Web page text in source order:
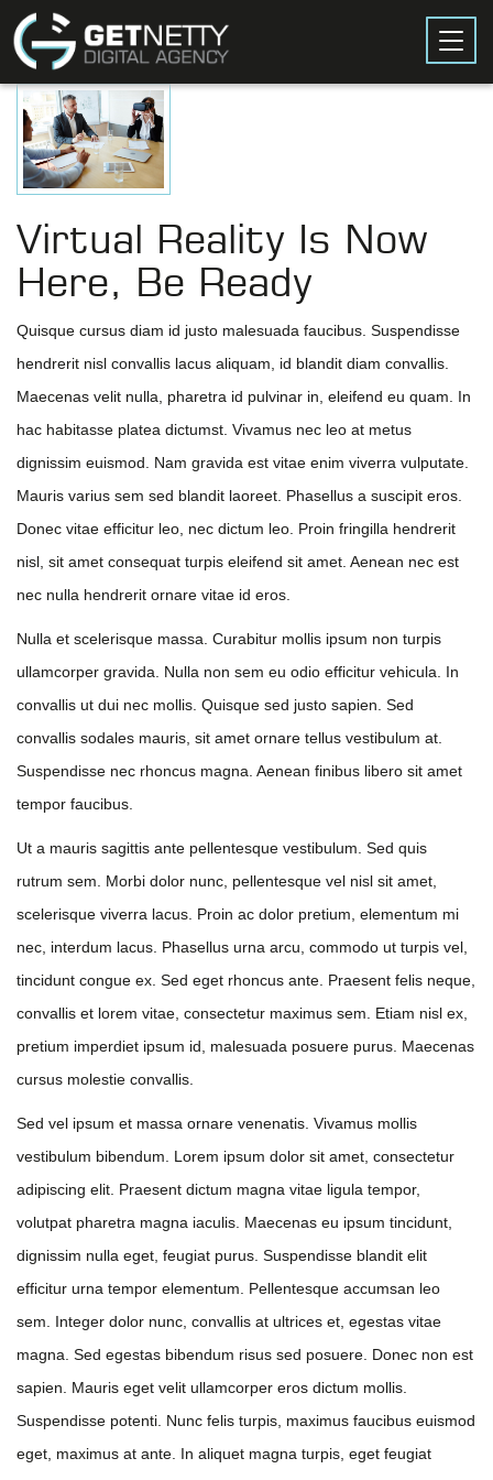
Virtual Reality Is Now
Here, Be Ready
Quisque cursus diam id justo malesuada faucibus. Suspendisse
hendrerit nisl convallis lacus aliquam, id blandit diam convallis.
Maecenas velit nulla, pharetra id pulvinar in, eleifend eu quam. In
hac habitasse platea dictumst. Vivamus nec leo at metus
dignissim euismod. Nam gravida est vitae enim viverra vulputate.
Mauris varius sem sed blandit laoreet. Phasellus a suscipit eros.
Donec vitae efficitur leo, nec dictum leo. Proin fringilla hendrerit
nisl, sit amet consequat turpis eleifend sit amet. Aenean nec est
nec nulla hendrerit ornare vitae id eros.
Nulla et scelerisque massa. Curabitur mollis ipsum non turpis
ullamcorper gravida. Nulla non sem eu odio efficitur vehicula. In
convallis ut dui nec mollis. Quisque sed justo sapien. Sed
convallis sodales mauris, sit amet ornare tellus vestibulum at.
Suspendisse nec rhoncus magna. Aenean finibus libero sit amet
tempor faucibus.
Ut a mauris sagittis ante pellentesque vestibulum. Sed quis
rutrum sem. Morbi dolor nunc, pellentesque vel nisl sit amet,
scelerisque viverra lacus. Proin ac dolor pretium, elementum mi
nec, interdum lacus. Phasellus urna arcu, commodo ut turpis vel,
tincidunt congue ex. Sed eget rhoncus ante. Praesent felis neque,
convallis et lorem vitae, consectetur maximus sem. Etiam nisl ex,
pretium imperdiet ipsum id, malesuada posuere purus. Maecenas
cursus molestie convallis.
Sed vel ipsum et massa ornare venenatis. Vivamus mollis
vestibulum bibendum. Lorem ipsum dolor sit amet, consectetur
adipiscing elit. Praesent dictum magna vitae ligula tempor,
volutpat pharetra magna iaculis. Maecenas eu ipsum tincidunt,
dignissim nulla eget, feugiat purus. Suspendisse blandit elit
efficitur urna tempor elementum. Pellentesque accumsan leo
sem. Integer dolor nunc, convallis at ultrices et, egestas vitae
magna. Sed egestas bibendum risus sed posuere. Donec non est
sapien. Mauris eget velit ullamcorper eros dictum mollis.
Suspendisse potenti. Nunc felis turpis, maximus faucibus euismod
eget, maximus at ante. In aliquet magna turpis, eget feugiat